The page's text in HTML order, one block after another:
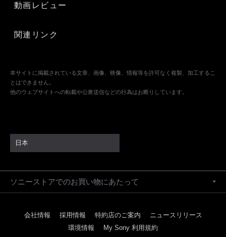
動画レビュー
関連リンク
本サイトに掲載されている文章、画像、映像、情報等を許可なく複製、加工するこ
とはできません。
他のウェブサイトへの転載や公衆送信などの行為はお断りしています。
日本
ソニーストアでのお買い物にあたって
会社情報 採用情報 特約店のご案内
ニュースリリース
環境情報
My Sony 利用規約